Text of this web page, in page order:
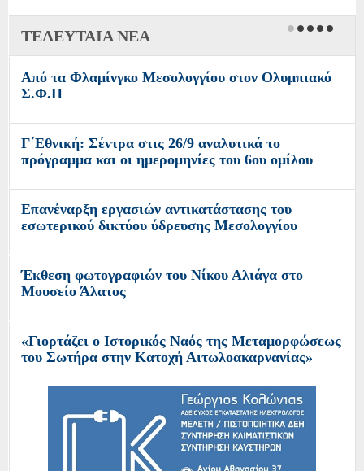
ΤΕΛΕΥΤΑΙΑ ΝΕΑ
Από τα Φλαμίνγκο Μεσολογγίου στον Ολυμπιακό
Σ.Φ.Π
Γ΄Εθνική: Σέντρα στις 26/9 αναλυτικά το
πρόγραμμα και οι ημερομηνίες του 6ου ομίλου
Επανέναρξη εργασιών αντικατάστασης του
εσωτερικού δικτύου ύδρευσης Μεσολογγίου
Έκθεση φωτογραφιών του Νίκου Αλιάγα στο
Μουσείο Άλατος
«Γιορτάζει ο Ιστορικός Ναός της Μεταμορφώσεως
του Σωτήρα στην Κατοχή Αιτωλοακαρνανίας»